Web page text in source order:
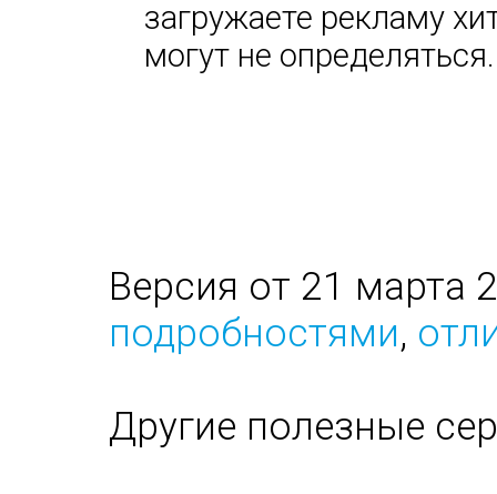
загружаете рекламу
могут не определяться.
Версия от 21 марта
подробностями,
Другие полезные